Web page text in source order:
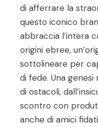
di afferrare la
questo iconico
abbraccia l’intera
origini ebree,
sottolineare per
di fede. Una
di ostacoli,
scontro con
anche di amici